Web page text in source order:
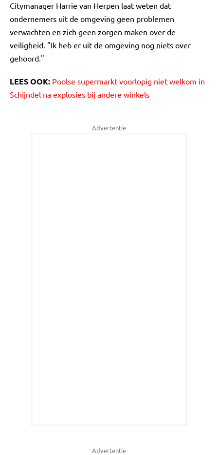
Citymanager Harrie van Herpen laat weten dat
ondernemers uit de omgeving geen problemen
verwachten en zich geen zorgen maken over de
veiligheid. "Ik heb er uit de omgeving nog niets over
gehoord."
LEES OOK: Poolse supermarkt voorlopig niet welkom in
Schijndel na explosies bij andere winkels
Advertentie
Advertentie